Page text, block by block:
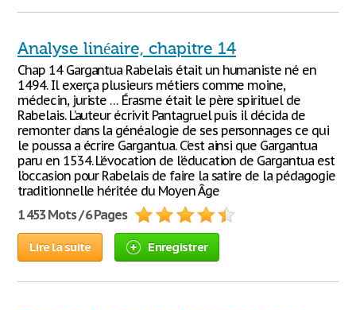
Analyse linéaire, chapitre 14
Chap 14 Gargantua Rabelais était un humaniste né en
1494. Il exerça plusieurs métiers comme moine,
médecin, juriste … Érasme était le père spirituel de
Rabelais. L’auteur écrivit Pantagruel puis il décida de
remonter dans la généalogie de ses personnages ce qui
le poussa a écrire Gargantua. C’est ainsi que Gargantua
paru en 1534. L’évocation de l’éducation de Gargantua est
l’occasion pour Rabelais de faire la satire de la pédagogie
traditionnelle héritée du Moyen Âge
1 453 Mots / 6 Pages
Lire la suite Enregistrer